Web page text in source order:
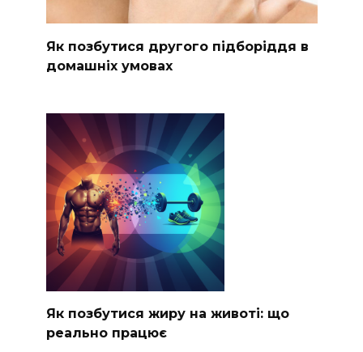
Як позбутися другого підборіддя в
домашніх умовах
Як позбутися жиру на животі: що
реально працює